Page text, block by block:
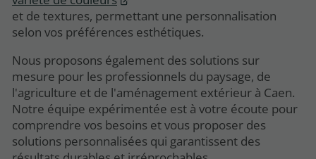
et de textures, permettant une personnalisation
selon vos préférences esthétiques.
Nous proposons également des solutions sur
mesure pour les professionnels du paysage, de
l'agriculture et de l'aménagement extérieur à Caen.
Notre équipe expérimentée est à votre écoute pour
comprendre vos besoins et vous proposer des
solutions personnalisées qui garantissent des